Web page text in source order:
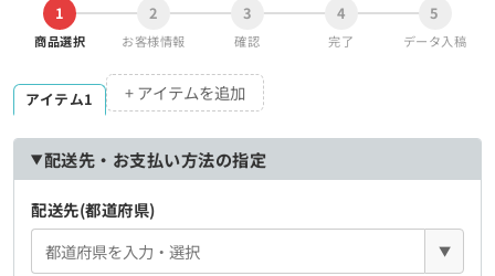
1
商品選択
2
お客様情報
3
確認
4
完了
5
データ入稿
アイテム1 + アイテムを追加
配送先・お支払い方法の指定
配送先(都道府県)
▼